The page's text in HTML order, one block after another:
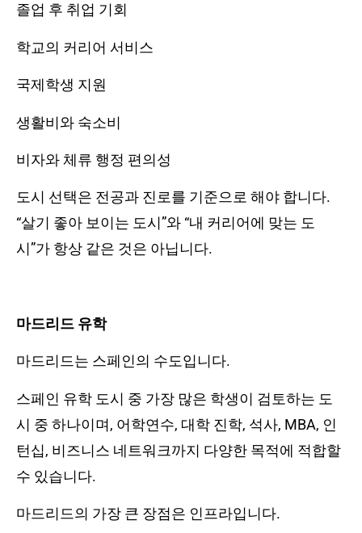
졸업 후 취업 기회
학교의 커리어 서비스
국제학생 지원
생활비와 숙소비
비자와 체류 행정 편의성
도시 선택은 전공과 진로를 기준으로 해야 합니다.
“살기 좋아 보이는 도시”와 “내 커리어에 맞는 도
시”가 항상 같은 것은 아닙니다.
마드리드 유학
마드리드는 스페인의 수도입니다.
스페인 유학 도시 중 가장 많은 학생이 검토하는 도
시 중 하나이며, 어학연수, 대학 진학, 석사, MBA, 인
턴십, 비즈니스 네트워크까지 다양한 목적에 적합할
수 있습니다.
마드리드의 가장 큰 장점은 인프라입니다.